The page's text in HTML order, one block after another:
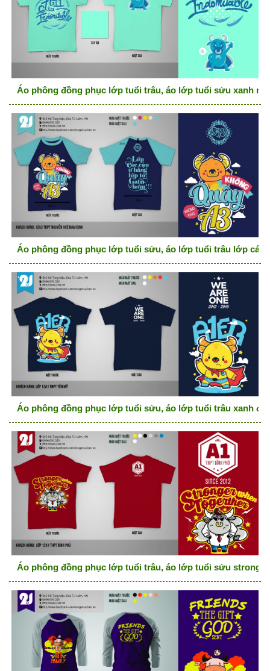
Áo phông đồng phục lớp tuổi trâu, áo lớp tuổi sửu xanh
Áo phông đồng phục lớp tuổi sửu, áo lớp tuổi trâu lớp các
Áo phông đồng phục lớp tuổi sửu, áo lớp tuổi trâu xanh
Áo phông đồng phục lớp tuổi trâu, áo lớp tuổi sửu